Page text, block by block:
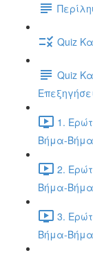
Quiz
Quiz
1.
Βήμα-
2.
Βήμα-
3.
Βήμα-